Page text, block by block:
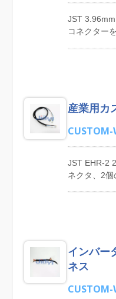
JST
コネクター
端子および
絶縁女性フ
の製造に特
ターおよび
ネス、カー
信機器のワ
よび複雑な
ています。
産業用カ
JST EHR-2
ネクタ、2
ューターお
ネス、カー
ネス、電気
庭用機器の
インバー
ネス